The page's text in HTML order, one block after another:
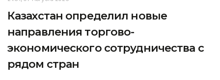
Казахстан определил новые
направления торгово-
экономического сотрудничества с
рядом стран